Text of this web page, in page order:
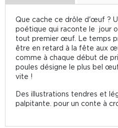
Que cache ce drôle d'œuf ?
poétique qui raconte le jour
tout premier œuf. Le temps
être en retard à la fête aux
comme à chaque début de
poules désigne le plus bel
vite !
Des illustrations tendres et
palpitante. pour un conte à